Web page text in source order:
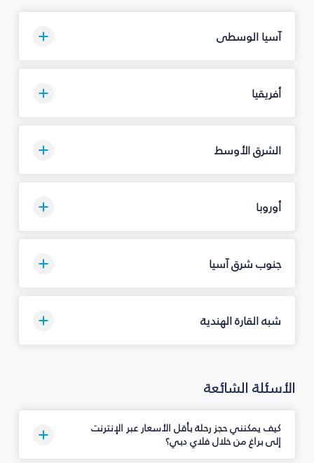
آسيا الوسطى
أفريقيا
الشرق الأوسط
أوروبا
جنوب شرق آسيا
شبه القارة الهندية
الأسئلة الشائعة
كيف يمكنني حجز رحلة بأقل الأسعار عبر الإنترنت
إلى براغ من خلال فلاي دبي؟